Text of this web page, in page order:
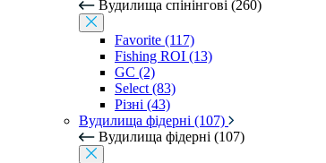
Вудилища спінінгові (260)
Favorite (117)
Fishing ROI (13)
GC (2)
Select (83)
Різні (43)
Вудилища фідерні (107)
Вудилища фідерні (107)